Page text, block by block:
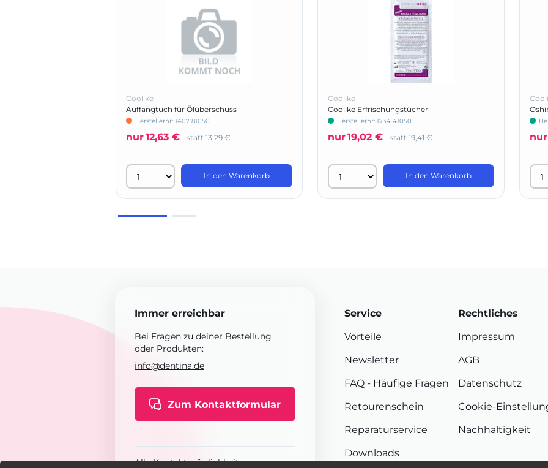
Coolike
Auffangtuch für Ölüberschuss
Herstellernr: 1407 81050
nur12,63 € statt 13,29 €
In den Warenkorb
Coolike
Coolike Erfrischungstücher
Herstellernr: 1734 41050
nur19,02 € statt 19,41 €
In den Warenkorb
nur
Immer erreichbar
Bei Fragen zu deiner Bestellung
oder Produkten:
info@dentina.de
Zum Kontaktformular
Alle Kontaktmöglichkeiten
Service
Vorteile
Newsletter
FAQ - Häufige Fragen
Retourenschein
Reparaturservice
Downloads
Rechtliches
Impressum
AGB
Datenschutz
Cookie-
Nachhaltigkeit